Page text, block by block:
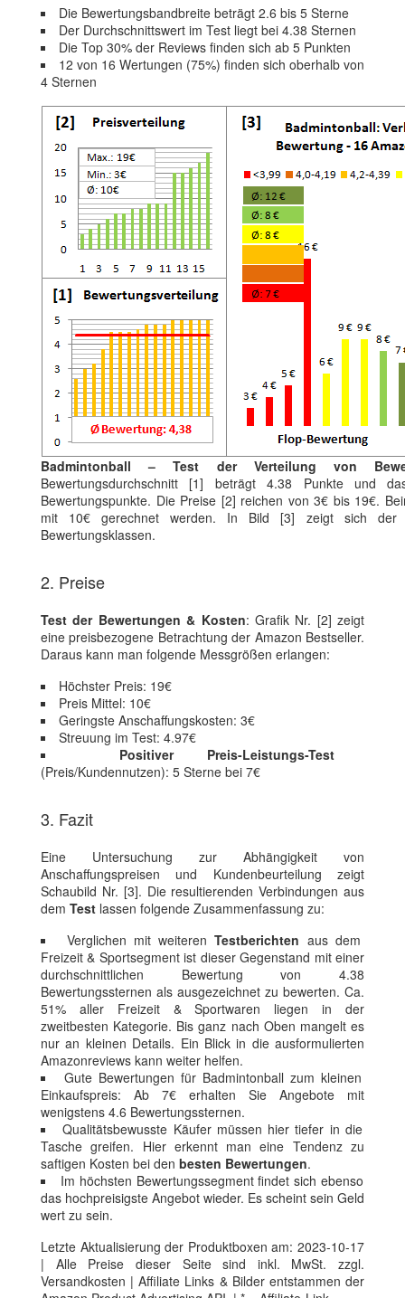
Die Bewertungsbandbreite beträgt 2.6 bis 5 Sterne
Der Durchschnittswert im Test liegt bei 4.38 Sternen
Die Top 30% der Reviews finden sich ab 5 Punkten
12 von 16 Wertungen (75%) finden sich oberhalb von
4 Sternen
Badmintonball – Test der Verteilung von
Bewertungsdurchschnitt [1] beträgt 4.38 Punkte und
Bewertungspunkte. Die Preise [2] reichen von 3€ bis 19€.
mit 10€ gerechnet werden. In Bild [3] zeigt sich der
Bewertungsklassen.
2. Preise
Test der Bewertungen & Kosten: Grafik Nr. [2] zeigt
eine preisbezogene Betrachtung der Amazon Bestseller.
Daraus kann man folgende Messgrößen erlangen:
Höchster Preis: 19€
Preis Mittel: 10€
Geringste Anschaffungskosten: 3€
Streuung im Test: 4.97€
Positiver Preis-Leistungs-Test
(Preis/Kundennutzen): 5 Sterne bei 7€
3. Fazit
Eine Untersuchung zur Abhängigkeit von
Anschaffungspreisen und Kundenbeurteilung zeigt
Schaubild Nr. [3]. Die resultierenden Verbindungen aus
dem Test lassen folgende Zusammenfassung zu:
Verglichen mit weiterenTestberichten aus dem
Freizeit & Sportsegment ist dieser Gegenstand mit einer
durchschnittlichen Bewertung von 4.38
Bewertungssternen als ausgezeichnet zu bewerten. Ca.
51% aller Freizeit & Sportwaren liegen in der
zweitbesten Kategorie. Bis ganz nach Oben mangelt es
nur an kleinen Details. Ein Blick in die ausformulierten
Amazonreviews kann weiter helfen.
Gute Bewertungen für Badmintonball zum kleinen
Einkaufspreis: Ab 7€ erhalten Sie Angebote mit
wenigstens 4.6 Bewertungssternen.
Qualitätsbewusste Käufer müssen hier tiefer in die
Tasche greifen. Hier erkennt man eine Tendenz zu
saftigen Kosten bei den besten Bewertungen.
Im höchsten Bewertungssegment findet sich ebenso
das hochpreisigste Angebot wieder. Es scheint sein Geld
wert zu sein.
Letzte Aktualisierung der Produktboxen am: 2023-10-17
| Alle Preise dieser Seite sind inkl. MwSt. zzgl.
Versandkosten | Affiliate Links & Bilder entstammen der